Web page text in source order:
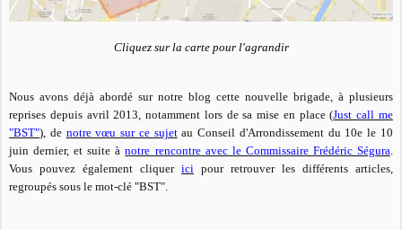
Cliquez sur la carte pour l'agrandir
Nous avons déjà abordé sur notre blog cette nouvelle brigade, à plusieurs
reprises depuis avril 2013,notamment lors de sa mise en place (Just call me
"BST"), de notre vœu sur ce sujetau Conseil d'Arrondissement du 10e le 10
juin dernier, et suite ànotre rencontre avec le Commissaire Frédéric Ségura.
Vous pouvez également cliquerici pour retrouver les différents articles,
regroupés sous le mot-clé "BST".